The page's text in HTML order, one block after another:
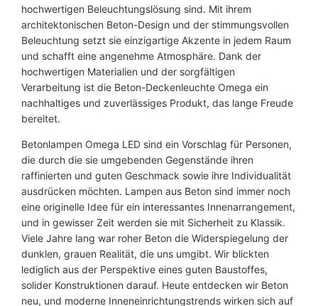
hochwertigen Beleuchtungslösung sind. Mit ihrem
architektonischen Beton-Design und der stimmungsvollen
Beleuchtung setzt sie einzigartige Akzente in jedem Raum
und schafft eine angenehme Atmosphäre. Dank der
hochwertigen Materialien und der sorgfältigen
Verarbeitung ist die Beton-Deckenleuchte Omega ein
nachhaltiges und zuverlässiges Produkt, das lange Freude
bereitet.
Betonlampen Omega LED sind ein Vorschlag für Personen,
die durch die sie umgebenden Gegenstände ihren
raffinierten und guten Geschmack sowie ihre Individualität
ausdrücken möchten. Lampen aus Beton sind immer noch
eine originelle Idee für ein interessantes Innenarrangement,
und in gewisser Zeit werden sie mit Sicherheit zu Klassik.
Viele Jahre lang war roher Beton die Widerspiegelung der
dunklen, grauen Realität, die uns umgibt. Wir blickten
lediglich aus der Perspektive eines guten Baustoffes,
solider Konstruktionen darauf. Heute entdecken wir Beton
neu, und moderne Inneneinrichtungstrends wirken sich auf